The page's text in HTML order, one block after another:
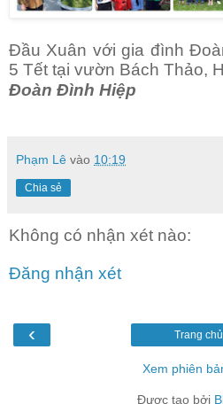
Đầu Xuân với gia đình
5 Tết tại vườn Bách Thảo,
Đoàn Đình Hiệp
Phạm Lê vào 10:19
Chia sẻ
Không có nhận xét nào:
Đăng nhận xét
‹ Trang chủ
Xem phiên
Được tạo bởi